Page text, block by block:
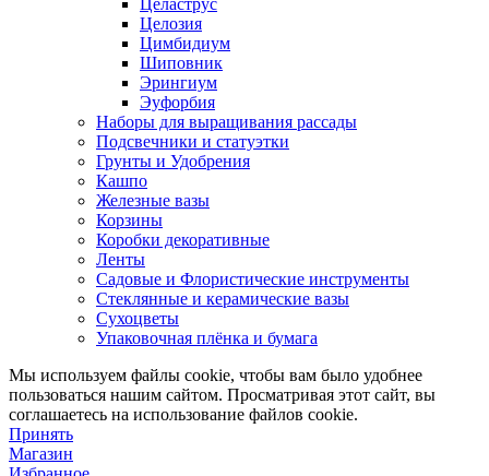
Целаструс
Целозия
Цимбидиум
Шиповник
Эрингиум
Эуфорбия
Наборы для выращивания рассады
Подсвечники и статуэтки
Грунты и Удобрения
Кашпо
Железные вазы
Корзины
Коробки декоративные
Ленты
Садовые и Флористические инструменты
Стеклянные и керамические вазы
Сухоцветы
Упаковочная плёнка и бумага
Мы используем файлы cookie, чтобы вам было удобнее
пользоваться нашим сайтом. Просматривая этот сайт, вы
соглашаетесь на использование файлов cookie.
Принять
Магазин